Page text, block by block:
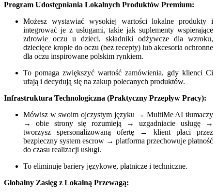
Program Udostępniania Lokalnych Produktów Premium:
Możesz wystawiać wysokiej wartości lokalne produkty i
integrować je z usługami, takie jak suplementy wspierające
zdrowie oczu u dzieci, składniki odżywcze dla wzroku,
dziecięce krople do oczu (bez recepty) lub akcesoria ochronne
dla oczu inspirowane polskim rynkiem.
To pomaga zwiększyć wartość zamówienia, gdy klienci Ci
ufają i decydują się na zakup polecanych produktów.
Infrastruktura Technologiczna (Praktyczny Przepływ Pracy):
Mówisz w swoim ojczystym języku → MultiMe AI tłumaczy
→ obie strony się rozumieją → uzgadniacie usługę →
tworzysz spersonalizowaną ofertę → klient płaci przez
bezpieczny system escrow → platforma przechowuje płatność
do czasu realizacji usługi.
To eliminuje bariery językowe, płatnicze i techniczne.
Globalny Zasięg z Lokalną Przewagą: